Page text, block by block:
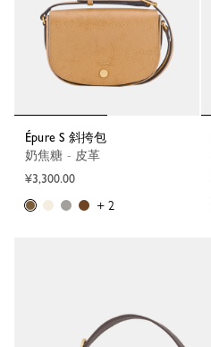
Épure S 斜挎包
奶焦糖 - 皮革
¥3,300.00
+ 2